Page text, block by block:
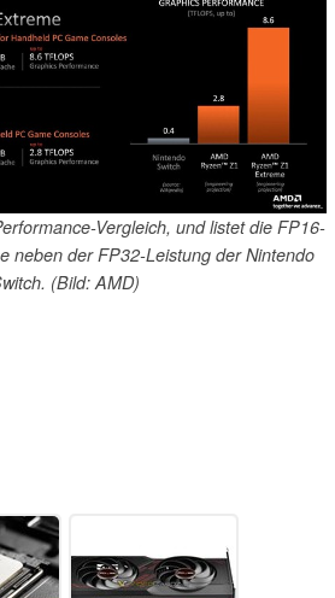
Vergleich, und listet die FP16-
neben der FP32-Leistung der Nintendo
(Bild: AMD)